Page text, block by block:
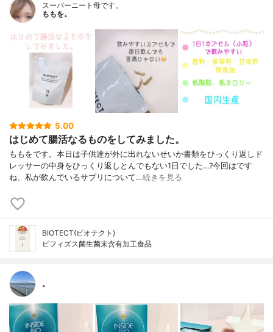
スーパーニート母です。
ももを。
5.00
はじめて腸活なるものをしてみました。
ももをです。本日は子供達が外に出れないせいか書類をひっくり返しド
レッサーの中身をひっくり返しとんでもない1日でした…?今回はです
ね、私が飲んでいるサプリについて…続きを見る
BIOTECT(ビオテクト)
ビフィズス菌生菌末含有加工食品
。